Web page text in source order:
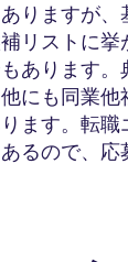
りますが
リストに
あります
にも同業
ます。転
るので、